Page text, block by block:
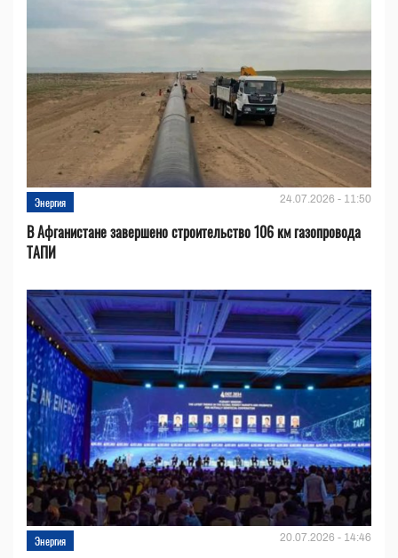
Энергия 24.07.2026 - 11:50
В Афганистане завершено строительство 106 км газопровода
ТАПИ
Энергия 20.07.2026 - 14:46